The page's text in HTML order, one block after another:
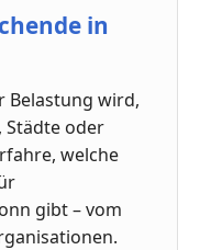
in
Belastung wird,
Städte oder
welche
gibt – vom